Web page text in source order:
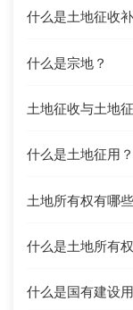
什么是土地征收
什么是宗地？
土地征收与土地
什么是土地征用？
土地所有权有哪
什么是土地所有
什么是国有建设